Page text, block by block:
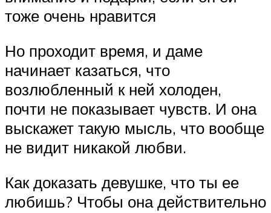
тоже очень нравится
Но проходит время, и даме
начинает казаться, что
возлюбленный к ней холоден,
почти не показывает чувств. И она
выскажет такую мысль, что вообще
не видит никакой любви.
Как доказать девушке, что ты ее
любишь? Чтобы она действительно